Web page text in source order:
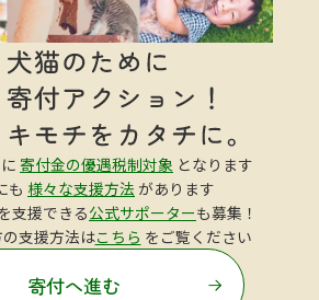
寄付金の優遇税制対象 となります
も 様々な支援方法 があります
支援できる公式サポーターも募集！
支援方法はこちら をご覧ください
寄付へ進む